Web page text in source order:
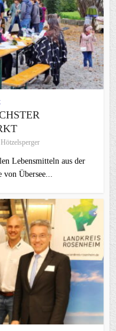
Lebensmitteln aus der
Übersee...